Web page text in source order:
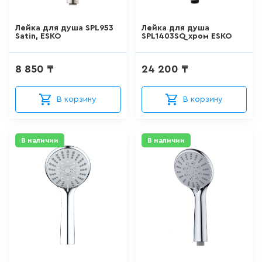
товаров
ВАННЫ ИЗ
САНТЕХНИЧЕСКОГО АКРИЛА
АБС/ПММА
товаров
ЧУГУННЫЕ ВАННЫ
Лейка для душа SPL953
Satin, ESKO
8 850 ₸
В корзину
Лейка для душа
SPL1403SQ хром ESKO
24 200 ₸
В корзину
В наличии В наличии